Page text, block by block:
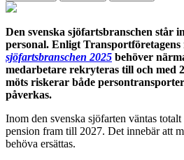
Den svenska sjöfartsbranschen står
personal. Enligt
sjöfartsbranschen 2025 behöver
medarbetare rekryteras till och med
möts riskerar både
påverkas.
Inom den svenska sjöfarten väntas
pension fram till 2027. Det innebär att
behöva ersättas.